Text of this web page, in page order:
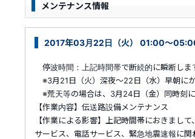
メンテナンス情報
2017年03月22日（火） 01:00～05:00
停波時間：上記時間帯で断続的に瞬断しま
※3月21日（火）深夜～22日（水）早朝にか
※荒天等の場合は、3月24日（金）同時刻に
【作業内容】伝送路設備メンテナンス
【作業による影響】上記時間帯におきまし
サービス、電話サービス、緊急地震速報に関